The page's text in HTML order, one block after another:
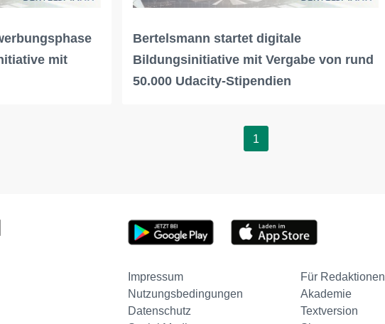
mit
Bertelsmann startet digitale
Bildungsinitiative mit Vergabe von rund
50.000 Udacity-Stipendien
1
Impressum Für Redaktionen
Nutzungsbedingungen
Akademie
Datenschutz
Textversion